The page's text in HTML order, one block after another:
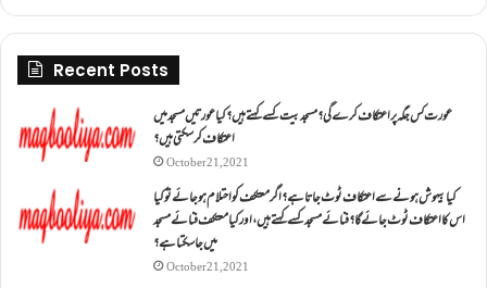
Recent Posts
عورت کس جگہ پر اعتکاف کرے گی؟مسجد بیت کسے کہتے ہیں؟کیا عورتیں مسجد میں
اعتکاف کر سکتی ہیں؟
October 21, 2021
کیا بیہوش ہونے سے اعتکاف ٹوٹ جاتا ہے؟ اگر معتکف کو احتلام ہو جائے تو کیا
اس کا اعتکاف ٹوٹ جائے گا؟فنائے مسجد کسے کہتے ہیں ، اور کیا معتکف فنائے مسجد
میں جا سکتا ہے؟
October 21, 2021